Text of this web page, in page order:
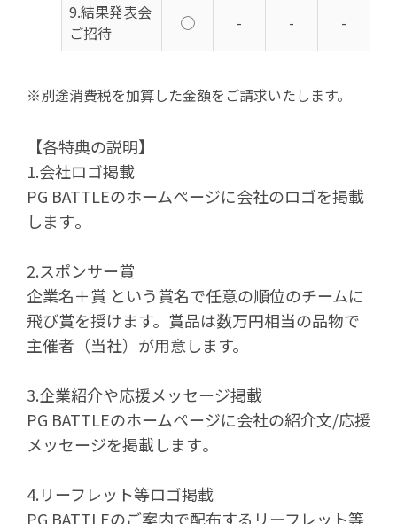
9.結果発表会
ご招待
◯ - - -
※別途消費税を加算した金額をご請求いたします。
【各特典の説明】
1.会社ロゴ掲載
PG BATTLEのホームページに会社のロゴを掲載
します。
2.スポンサー賞
企業名＋賞 という賞名で任意の順位のチームに
飛び賞を授けます。 賞品は数万円相当の品物で
主催者（当社）が用意します。
3.企業紹介や応援メッセージ掲載
PG BATTLEのホームページに会社の紹介文/応援
メッセージを掲載します。
4.リーフレット等ロゴ掲載
PG BATTLEのご案内で配布するリーフレット等